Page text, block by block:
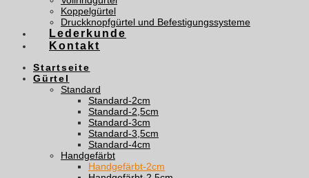
Koppelgürtel
Druckknopfgürtel und Befestigungssysteme
Lederkunde
Kontakt
Startseite
Gürtel
Standard
Standard-2cm
Standard-2,5cm
Standard-3cm
Standard-3,5cm
Standard-4cm
Handgefärbt
Handgefärbt-2cm